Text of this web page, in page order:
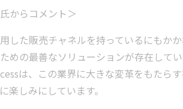
からコメント＞
した販売チャネルを持っているにもか
めの最善なソリューションが存在して
は、この業界に大きな変革をもたら
楽しみにしています。